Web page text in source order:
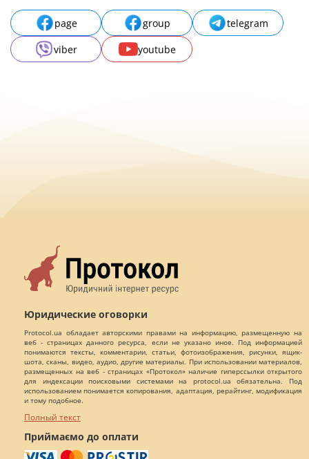
page group
telegram
viber
youtube
Юридические оговорки
Protocol.ua обладает авторскими правами на информацию, размещенную на
веб - страницах данного ресурса, если не указано иное. Под информацией
понимаются тексты, комментарии, статьи, фотоизображения, рисунки, ящик-
шота, сканы, видео, аудио, другие материалы. При использовании материалов,
размещенных на веб - страницах «Протокол» наличие гиперссылки открытого
для индексации поисковыми системами на protocol.ua обязательна. Под
использованием понимается копирования, адаптация, рерайтинг, модификация
и тому подобное.
Полный текст
Приймаємо до оплати